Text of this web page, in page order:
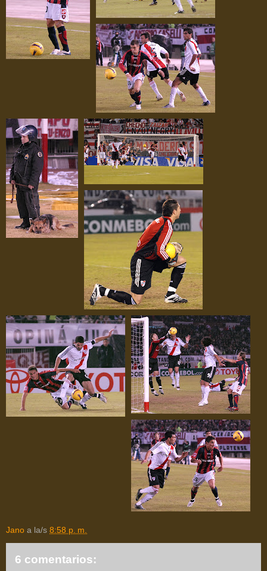
Jano a la/s 8:58 p. m.
6 comentarios: